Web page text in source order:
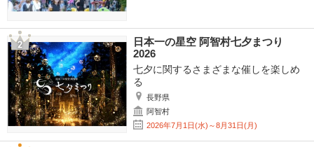
日本一の星空 阿智村七夕まつり
2026
七夕に関するさまざまな催しを楽しめ
る
長野県
阿智村
2026年7月1日(水)～8月31日(月)